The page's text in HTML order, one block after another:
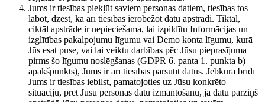
Jums ir tiesības piekļūt saviem personas datiem, tiesības tos
labot, dzēst, kā arī tiesības ierobežot datu apstrādi. Tiktāl,
ciktāl apstrāde ir nepieciešama, lai izpildītu Informācijas un
izglītības pakalpojumu līgumu vai Demo konta līgumu, kurā
Jūs esat puse, vai lai veiktu darbības pēc Jūsu pieprasījuma
pirms šo līgumu noslēgšanas (GDPR 6. panta 1. punkta b)
apakšpunkts), Jums ir arī tiesības pārsūtīt datus. Jebkurā brīdī
Jums ir tiesības iebilst, pamatojoties uz Jūsu konkrēto
situāciju, pret Jūsu personas datu izmantošanu, ja datu pārziņš